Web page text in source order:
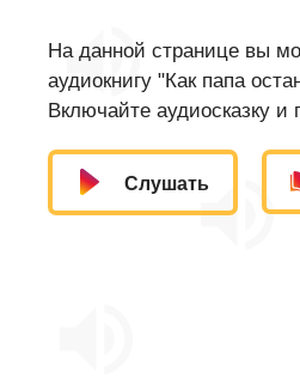
На данной странице вы
аудиокнигу "Как папа
Включайте аудиосказку
Слушать